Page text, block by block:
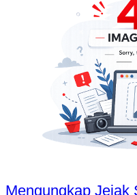
Mengungkap Jejak